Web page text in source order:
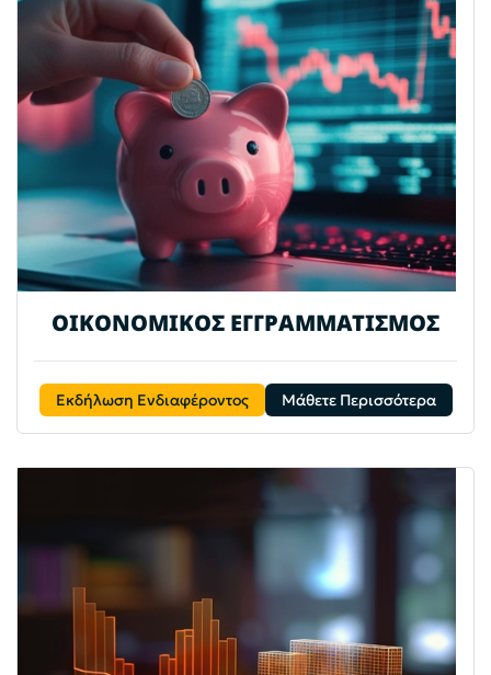
ΟΙΚΟΝΟΜΙΚΟΣ ΕΓΓΡΑΜΜΑΤΙΣΜΟΣ
Εκδήλωση Ενδιαφέροντος Μάθετε Περισσότερα